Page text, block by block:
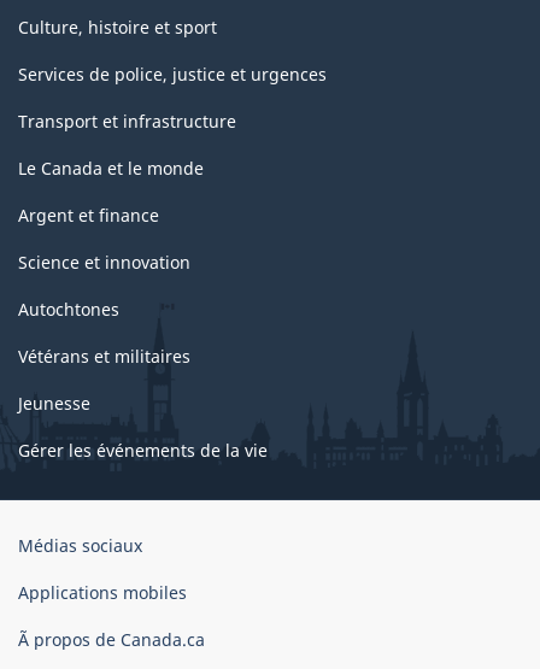
Culture, histoire et sport
Services de police, justice et urgences
Transport et infrastructure
Le Canada et le monde
Argent et finance
Science et innovation
Autochtones
Vétérans et militaires
Jeunesse
Gérer les événements de la vie
Organisation
gouvernement
Canada
Médias sociaux
Applications mobiles
Ã propos de Canada.ca